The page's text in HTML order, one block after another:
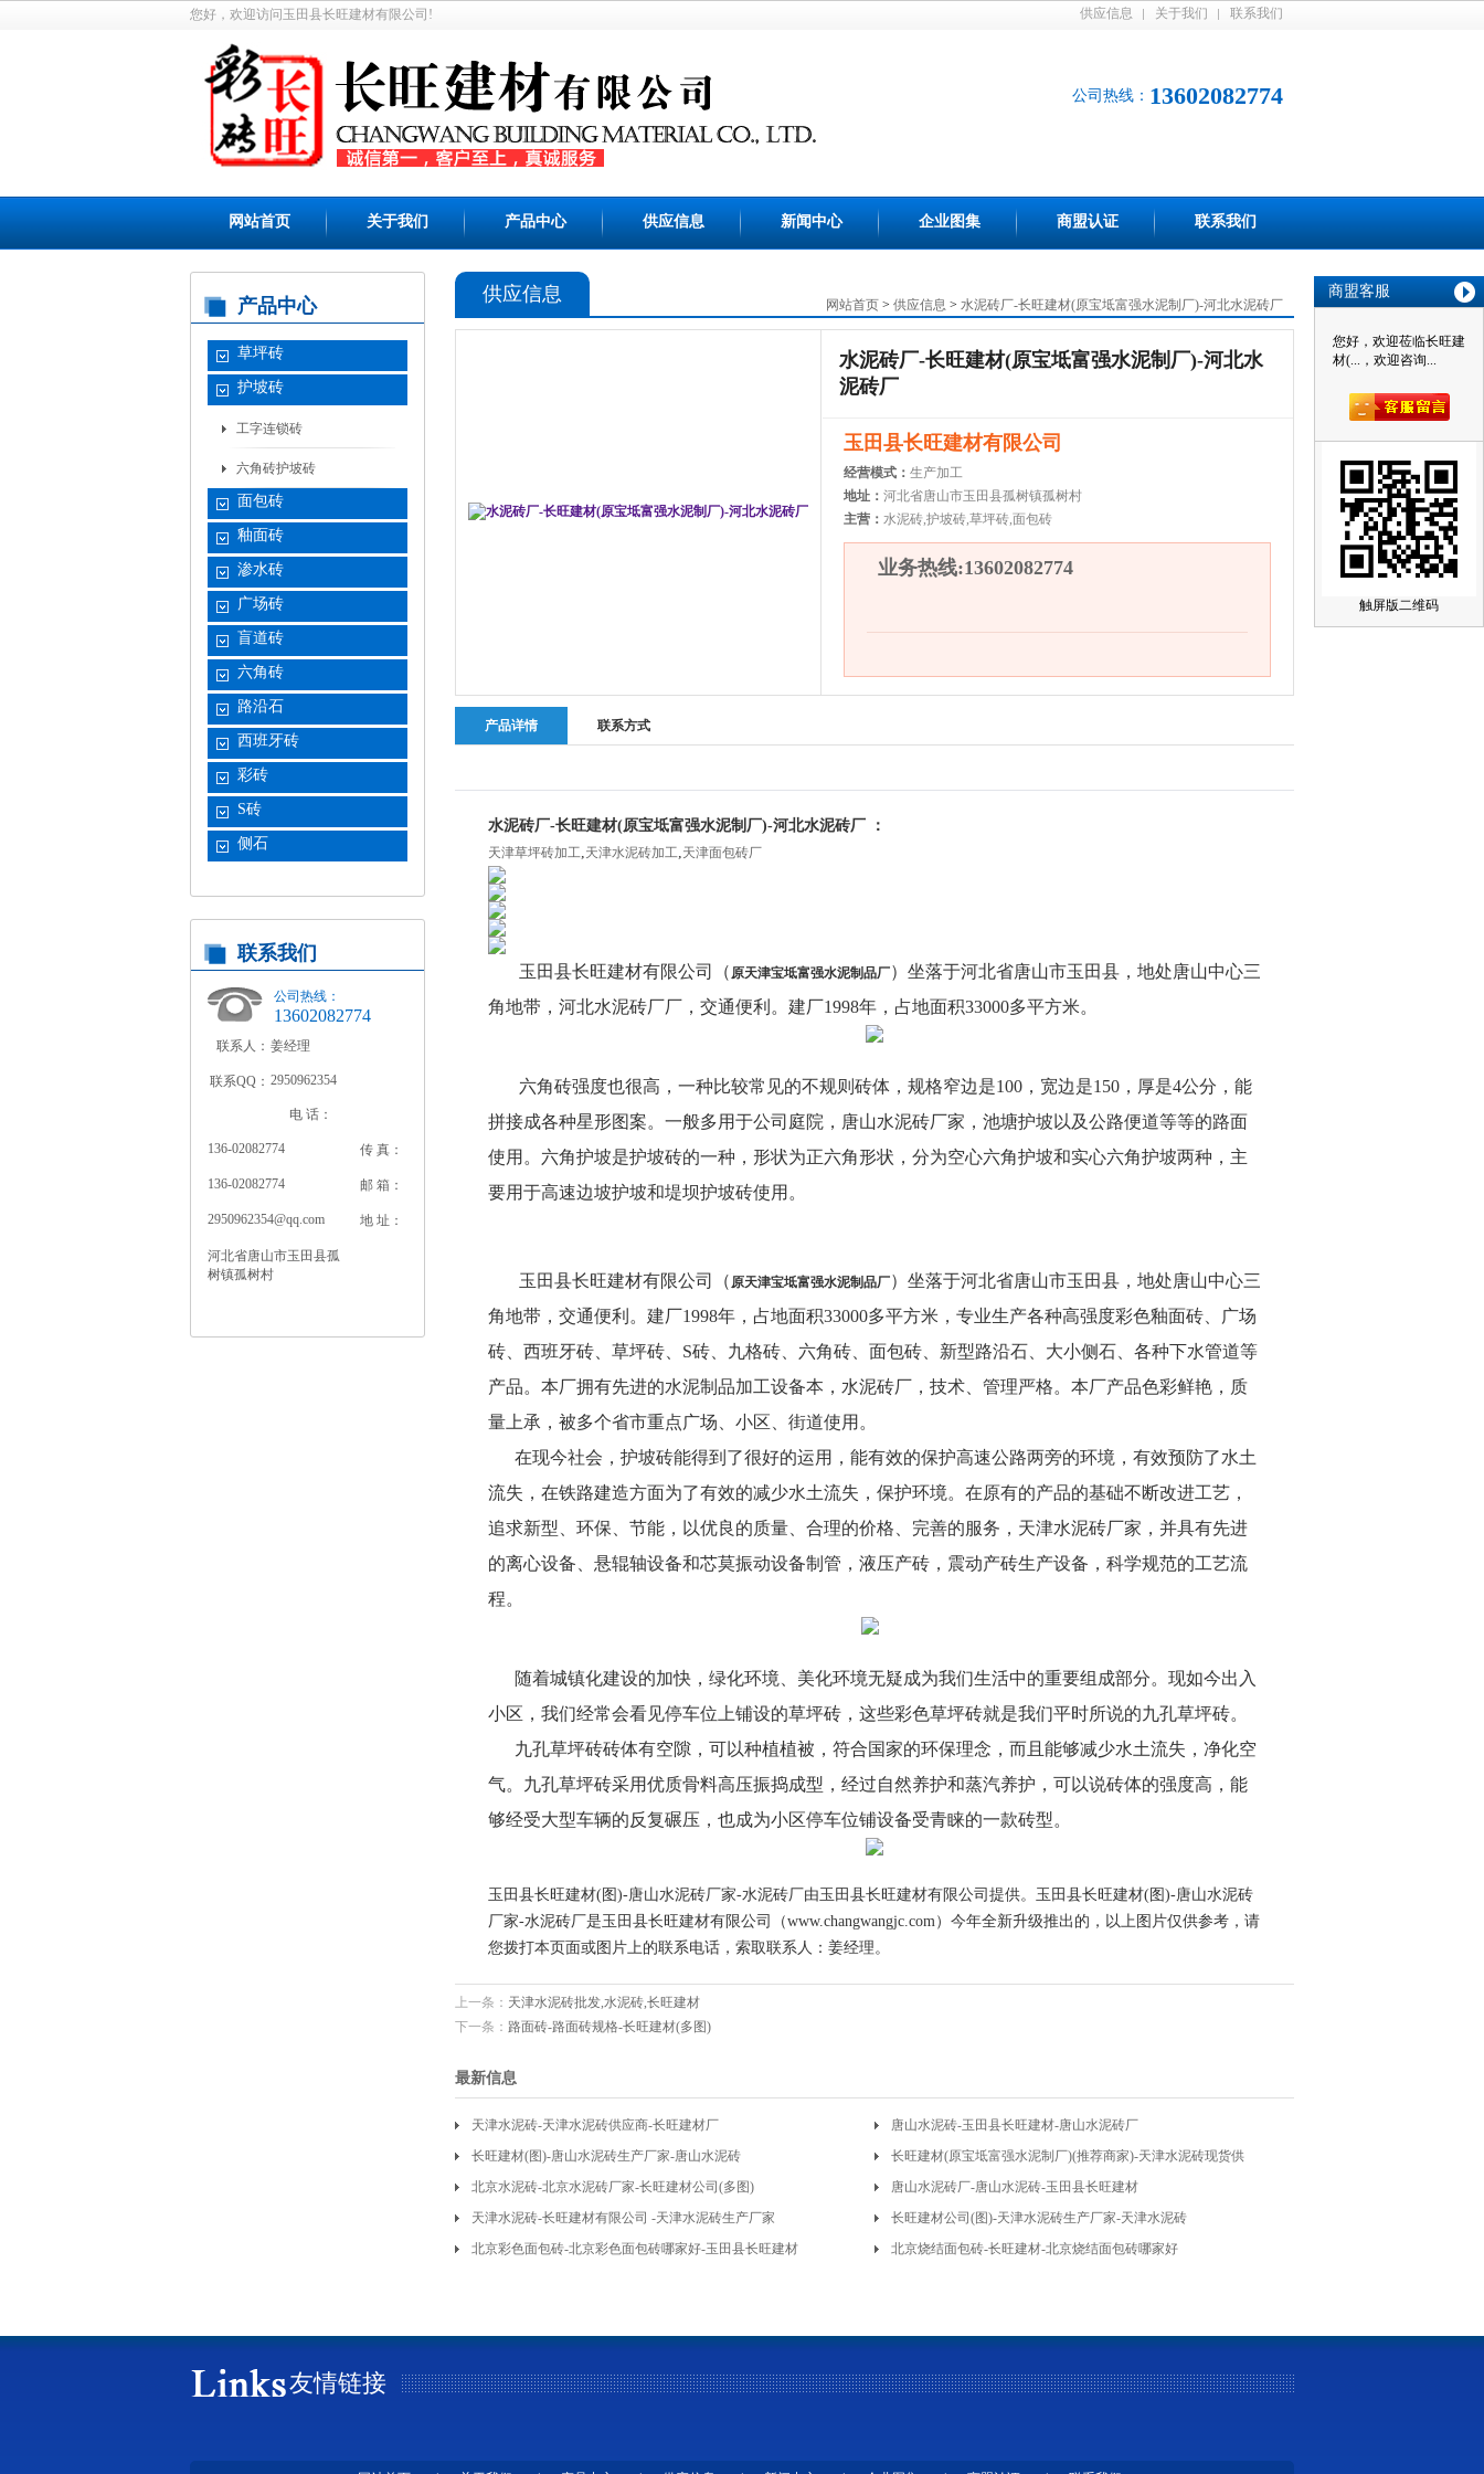
商盟客服
您好，欢迎莅临长旺建
材(...，欢迎咨询...
触屏版二维码
您好，欢迎访问玉田县长旺建材有限公司! 供应信息 关于我们 联系我们
公司热线： 13602082774
网站首页 关于我们 产品中心 供应信息 新闻中心 企业图集 商盟认证 联系我们
产品中心
草坪砖
护坡砖
工字连锁砖
六角砖护坡砖
面包砖
釉面砖
渗水砖
广场砖
盲道砖
六角砖
路沿石
西班牙砖
彩砖
S砖
侧石
联系我们
公司热线：
13602082774
联系人： 姜经理
联系QQ： 2950962354
电 话：
136-02082774 传 真：
136-02082774 邮 箱：
2950962354@qq.com 地 址：
河北省唐山市玉田县孤
树镇孤树村
网站首页 > 供应信息 > 水泥砖厂-长旺建材(原宝坻富强水泥制厂)-河北水泥砖厂
供应信息
水泥砖厂-长旺建材(原宝坻富强水泥制厂)-河北水
泥砖厂
玉田县长旺建材有限公司
经营模式： 生产加工
地址： 河北省唐山市玉田县孤树镇孤树村
主营： 水泥砖,护坡砖,草坪砖,面包砖
业务热线:13602082774
产品详情 联系方式
水泥砖厂-长旺建材(原宝坻富强水泥制厂)-河北水泥砖厂 ：
天津草坪砖加工,天津水泥砖加工,天津面包砖厂
玉田县长旺建材有限公司（ 原天津宝坻富强水泥制品厂）坐落于河北省唐山市玉田县，地处唐山中心三
角地带，河北水泥砖厂厂，交通便利。建厂1998年，占地面积33000多平方米。
六角砖强度也很高，一种比较常见的不规则砖体，规格窄边是100，宽边是150，厚是4公分，能
拼接成各种星形图案。一般多用于公司庭院，唐山水泥砖厂家，池塘护坡 以及公路便道等等的路面
使用。 六角护坡是护坡砖的一种，形状为正六角形状，分为空心六角护坡和实心六角护坡两种，主
要用于高速边坡护坡和堤坝护坡砖使用。
玉田县长旺建材有限公司（ 原天津宝坻富强水泥制品厂）坐落于河北省唐山市玉田县，地处唐山中心三
角地带，交通便利。建厂1998年，占地面积33000多平方米，专业生产各种高强度彩色釉面砖、广场
砖、西班牙砖、草坪砖、S砖、九格砖、六角砖、面包砖、新型路沿石、大小侧石、各种下水管道等
产品。本厂拥有先进的水泥制品加工设备本，水泥砖厂，技术、管理严格。本厂产品色彩鲜艳，质
量上承，被多个省市重点广场、小区、街道使用。
在现今社会， 护坡砖能得到了很好的运用，能有效的保护高速公路两旁的环境，有效预防了水土
流失，在铁路建造方面为了有效的减少水土流失，保护环境。 在原有的产品的基础不断改进工艺，
追求新型、环保、节能，以优良的质量、合理的价格、完善的服务，天津水泥砖厂家，并具有先进
的离心设备、悬辊轴设备和芯莫振动设备制管，液压产砖，震动产砖生产设备，科学规范的工艺流
程。
随着城镇化建设的加快，绿化环境、美化环境无疑成为我们生活中的重要组成部分。现如今出入
小区，我们经常会看见停车位上铺设的草坪砖，这些彩色草坪砖就是我们平时所说的九孔草坪砖。
九孔草坪砖砖体有空隙，可以种植植被，符合国家的环保理念，而且能够减少水土流失，净化空
气。九孔草坪砖采用优质骨料高压振捣成型，经过自然养护和蒸汽养护，可以说砖体的强度高，能
够经受大型车辆的反复碾压，也成为小区停车位铺设备受青睐的一款砖型。
玉田县长旺建材(图)-唐山水泥砖厂家-水泥砖厂由玉田县长旺建材有限公司提供。玉田县长旺建材(图)-唐山水泥砖
厂家-水泥砖厂是玉田县长旺建材有限公司（www.changwangjc.com）今年全新升级推出的，以上图片仅供参考，请
您拨打本页面或图片上的联系电话，索取联系人：姜经理。
上一条： 天津水泥砖批发,水泥砖,长旺建材
下一条： 路面砖-路面砖规格-长旺建材(多图)
最新信息
天津水泥砖-天津水泥砖供应商-长旺建材厂
唐山水泥砖-玉田县长旺建材-唐山水泥砖厂
长旺建材(图)-唐山水泥砖生产厂家-唐山水泥砖
长旺建材(原宝坻富强水泥制厂)(推荐商家)-天津水泥砖现货供
应
北京水泥砖-北京水泥砖厂家-长旺建材公司(多图)
唐山水泥砖厂-唐山水泥砖-玉田县长旺建材
天津水泥砖-长旺建材有限公司 -天津水泥砖生产厂家
长旺建材公司(图)-天津水泥砖生产厂家-天津水泥砖
北京彩色面包砖-北京彩色面包砖哪家好-玉田县长旺建材
北京烧结面包砖-长旺建材-北京烧结面包砖哪家好
友情链接